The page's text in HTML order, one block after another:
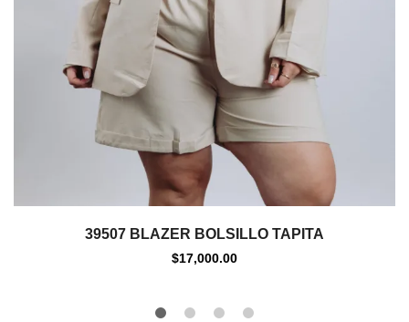
39507 BLAZER BOLSILLO TAPITA
$17,000.00